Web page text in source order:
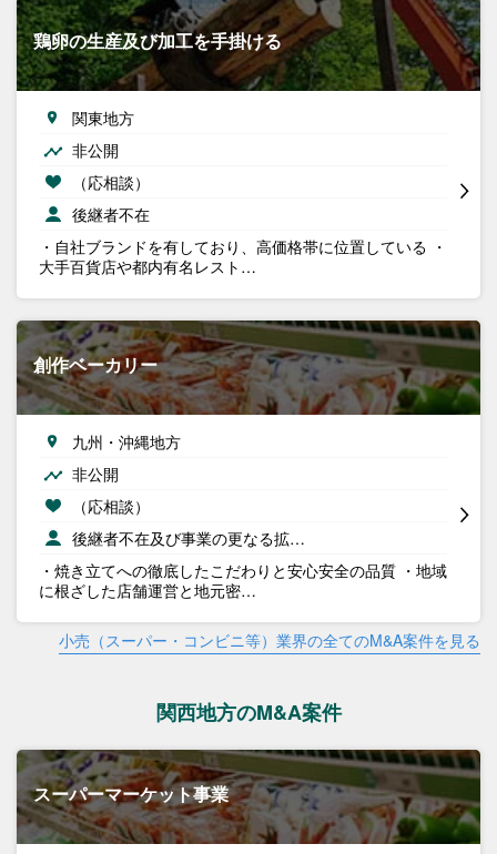
鶏卵の生産及び加工を手掛ける
関東地方
非公開
（応相談）
後継者不在
・自社ブランドを有しており、高価格帯に位置している ・
大手百貨店や都内有名レスト…
創作ベーカリー
九州・沖縄地方
非公開
（応相談）
後継者不在及び事業の更なる拡…
・焼き立てへの徹底したこだわりと安心安全の品質 ・地域
に根ざした店舗運営と地元密…
小売（スーパー・コンビニ等）業界の全てのM&A案件を見る
関西地方のM&A案件
スーパーマーケット事業